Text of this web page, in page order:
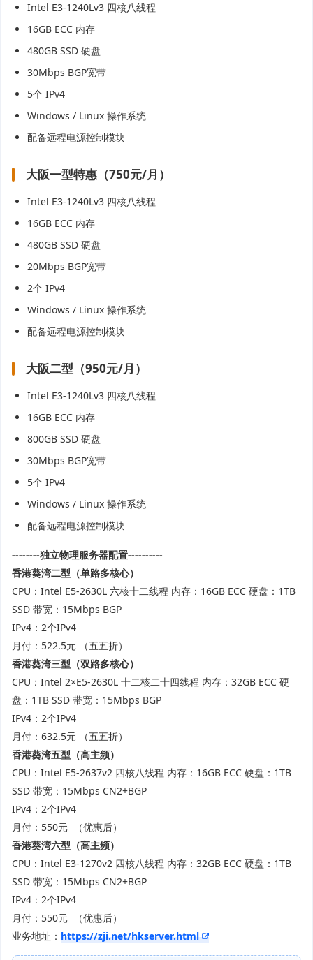
Intel E3-1240Lv3 四核八线程
16GB ECC 内存
480GB SSD 硬盘
30Mbps BGP宽带
5个 IPv4
Windows / Linux 操作系统
配备远程电源控制模块
大阪一型特惠（750元/月）
Intel E3-1240Lv3 四核八线程
16GB ECC 内存
480GB SSD 硬盘
20Mbps BGP宽带
2个 IPv4
Windows / Linux 操作系统
配备远程电源控制模块
大阪二型（950元/月）
Intel E3-1240Lv3 四核八线程
16GB ECC 内存
800GB SSD 硬盘
30Mbps BGP宽带
5个 IPv4
Windows / Linux 操作系统
配备远程电源控制模块
--------独立物理服务器配置----------
香港葵湾二型 （单路多核心）
CPU：Intel E5-2630L 六核十二线程 内存：16GB ECC 硬盘：1TB
SSD 带宽：15Mbps BGP
IPv4：2个IPv4
月付：522.5元 （五五折）
香港葵湾三型（双路多核心）
CPU：Intel 2×E5-2630L 十二核二十四线程 内存：32GB ECC 硬
盘：1TB SSD 带宽：15Mbps BGP
IPv4：2个IPv4
月付：632.5元 （五五折）
香港葵湾五型（高主频）
CPU：Intel E5-2637v2 四核八线程 内存：16GB ECC 硬盘：1TB
SSD 带宽：15Mbps CN2+BGP
IPv4：2个IPv4
月付：550元 （优惠后）
香港葵湾六型 （高主频）
CPU：Intel E3-1270v2 四核八线程 内存：32GB ECC 硬盘：1TB
SSD 带宽：15Mbps CN2+BGP
IPv4：2个IPv4
月付：550元 （优惠后）
业务地址： https://zji.net/hkserver.html